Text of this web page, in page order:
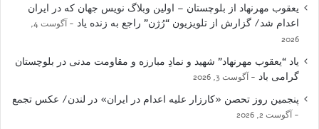
یعقوب مهرنهاد از بلوچستان – اولین وبلاگ نویس جهان که در ایران
اعدام شد/ گزارش از تلویزیون “رُژن” راجع به زنده یاد
آگوست 4,
2026
یاد “یعقوب مهرنهاد” شهید و نمادِ مبارزه و مقاومت مدنی در بلوچستان
گرامی باد
آگوست 3, 2026
پنجمین روز تحصن «کارزار علیه اعدام در ایران» در لندن/ عکس تجمع
آگوست 2, 2026